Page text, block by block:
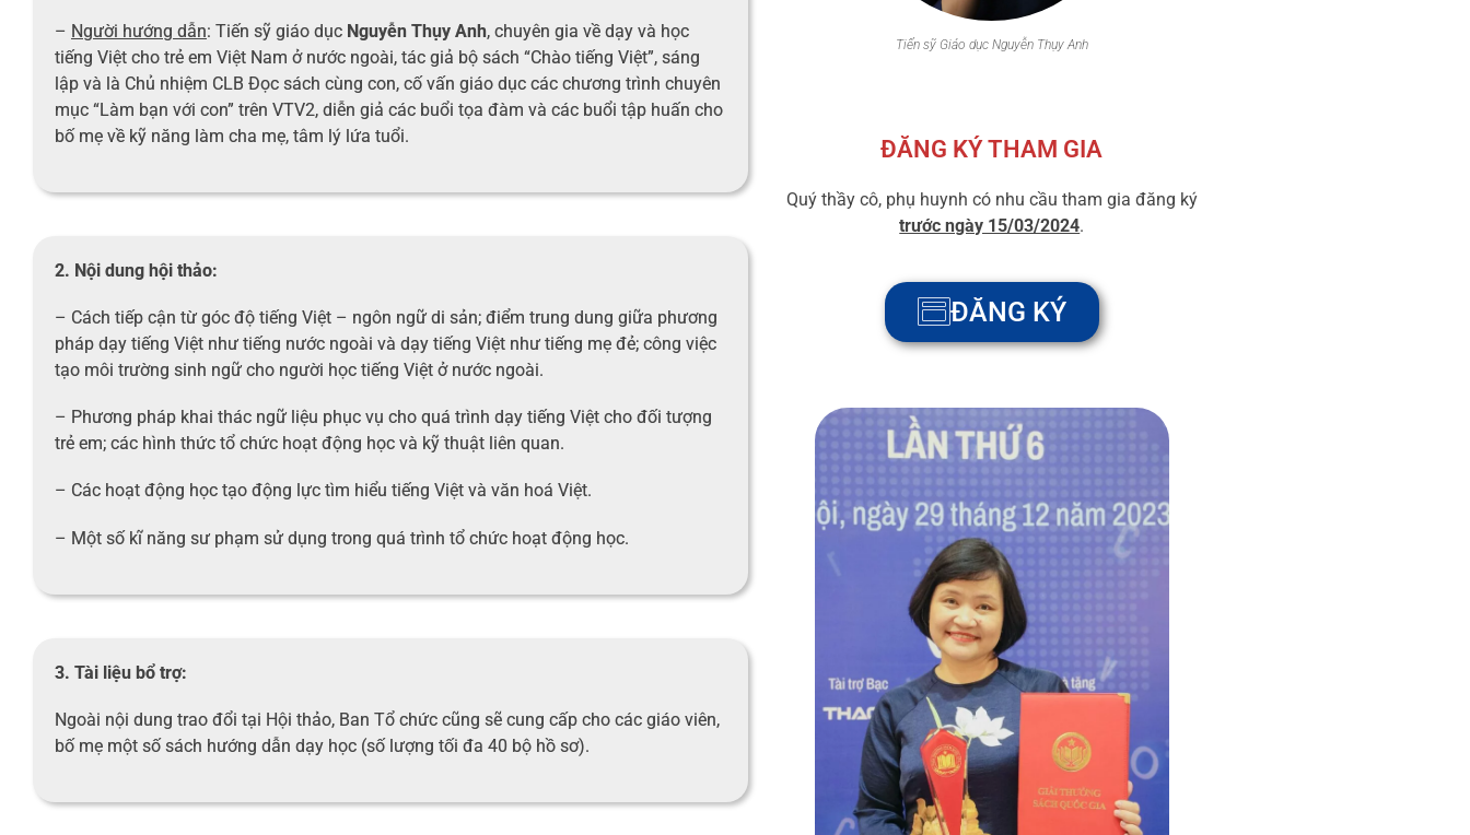
– Người hướng dẫn: Tiến sỹ giáo dục Nguyễn Thụy Anh, chuyên gia về dạy và học
tiếng Việt cho trẻ em Việt Nam ở nước ngoài, tác giả bộ sách “Chào tiếng Việt”, sáng
lập và là Chủ nhiệm CLB Đọc sách cùng con, cố vấn giáo dục các chương trình chuyên
mục “Làm bạn với con” trên VTV2, diễn giả các buổi tọa đàm và các buổi tập huấn cho
bố mẹ về kỹ năng làm cha mẹ, tâm lý lứa tuổi.
2. Nội dung hội thảo:
– Cách tiếp cận từ góc độ tiếng Việt – ngôn ngữ di sản; điểm trung dung giữa phương
pháp dạy tiếng Việt như tiếng nước ngoài và dạy tiếng Việt như tiếng mẹ đẻ; công việc
tạo môi trường sinh ngữ cho người học tiếng Việt ở nước ngoài.
– Phương pháp khai thác ngữ liệu phục vụ cho quá trình dạy tiếng Việt cho đối tượng
trẻ em; các hình thức tổ chức hoạt động học và kỹ thuật liên quan.
– Các hoạt động học tạo động lực tìm hiểu tiếng Việt và văn hoá Việt.
– Một số kĩ năng sư phạm sử dụng trong quá trình tổ chức hoạt động học.
3. Tài liệu bổ trợ:
Ngoài nội dung trao đổi tại Hội thảo, Ban Tổ chức cũng sẽ cung cấp cho các giáo viên,
bố mẹ một số sách hướng dẫn dạy học (số lượng tối đa 40 bộ hồ sơ).
Tiến sỹ Giáo dục Nguyễn Thụy Anh
ĐĂNG KÝ THAM GIA​
Quý thầy cô, phụ huynh có nhu cầu tham gia đăng ký
trước ngày 15/03/2024.
ĐĂNG KÝ